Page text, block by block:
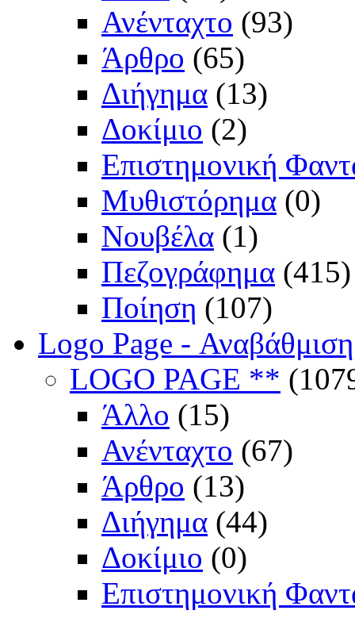
Ανένταχτο (93)
Άρθρο (65)
Διήγημα (13)
Δοκίμιο (2)
Επιστημονική
Μυθιστόρημα (0)
Νουβέλα (1)
Πεζογράφημα (415)
Ποίηση (107)
Logo Page -
LOGO PAGE **
Άλλο (15)
Ανένταχτο (67)
Άρθρο (13)
Διήγημα (44)
Δοκίμιο (0)
Επιστημονική